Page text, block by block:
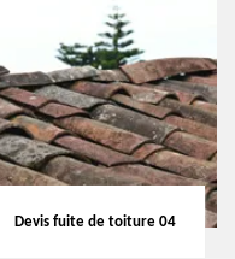
Devis fuite de toiture 04